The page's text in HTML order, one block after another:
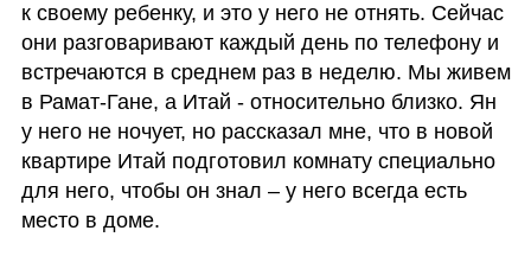
к своему ребенку, и это у него не отнять. Сейчас
они разговаривают каждый день по телефону и
встречаются в среднем раз в неделю. Мы живем
в Рамат-Гане, а Итай - относительно близко. Ян
у него не ночует, но рассказал мне, что в новой
квартире Итай подготовил комнату специально
для него, чтобы он знал – у него всегда есть
место в доме.